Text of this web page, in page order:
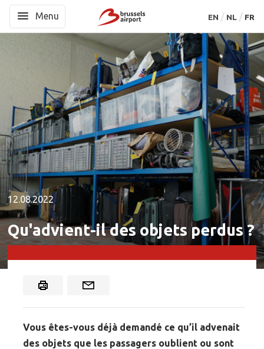
Menu EN NL FR
12.08.2022
Qu'advient-il des objets perdus ?
​Vous êtes-vous déjà demandé ce qu’il advenait
des objets que les passagers oublient ou sont
Menu EN NL FR